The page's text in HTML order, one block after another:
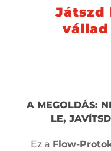
Játszd
A MEGOLDÁS:
LE,
Ez a Flow-